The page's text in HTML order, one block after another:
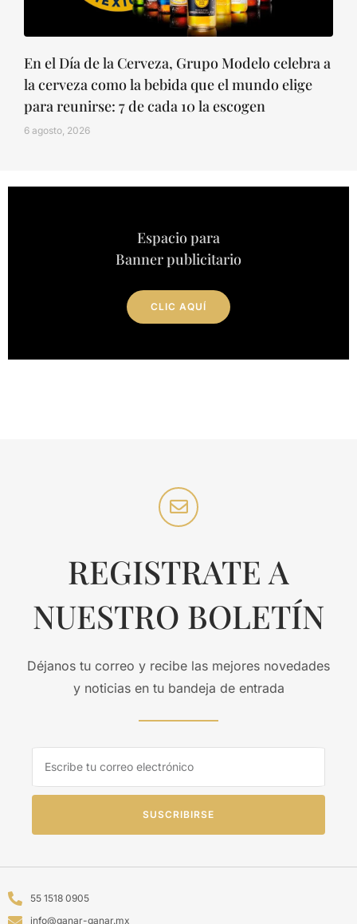
En el Día de la Cerveza, Grupo Modelo celebra a
la cerveza como la bebida que el mundo elige
para reunirse: 7 de cada 10 la escogen
6 agosto, 2026
Espacio para
Banner publicitario
CLIC AQUÍ
REGISTRATE A
NUESTRO BOLETÍN
Déjanos tu correo y recibe las mejores novedades
y noticias en tu bandeja de entrada
SUSCRIBIRSE
55 1518 0905
info@ganar-ganar.mx